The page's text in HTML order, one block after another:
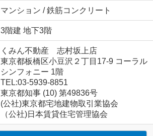
マンション / 鉄筋コンクリート
3階建 地下3階
くみん不動産 志村坂上店
東京都板橋区小豆沢２丁目17-9 コーラル
シンフォニー 1階
TEL:03-5939-8851
東京都知事 (10) 第49836号
(公社)東京都宅地建物取引業協会
（公社)日本賃貸住宅管理協会